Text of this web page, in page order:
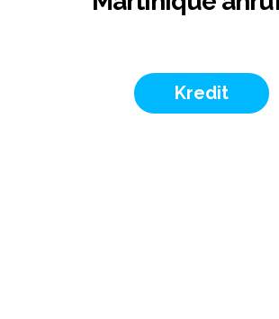
Kredit